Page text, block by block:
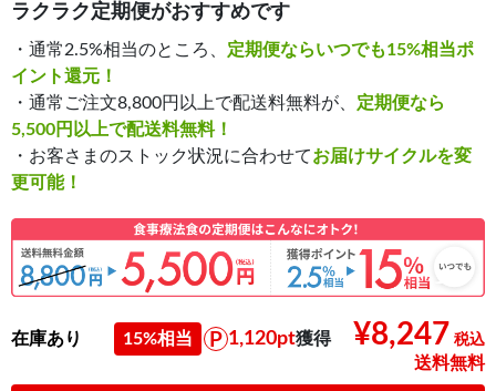
ラクラク定期便がおすすめです
・通常2.5%相当のところ、 定期便ならいつでも15%相当ポ
イント還元！
・通常ご注文8,800円以上で配送料無料が、 定期便なら
5,500円以上で配送料無料！
・お客さまのストック状況に合わせてお届けサイクルを変
更可能！
¥8,247
送料無料
15%相当 1,120pt獲得
在庫あり